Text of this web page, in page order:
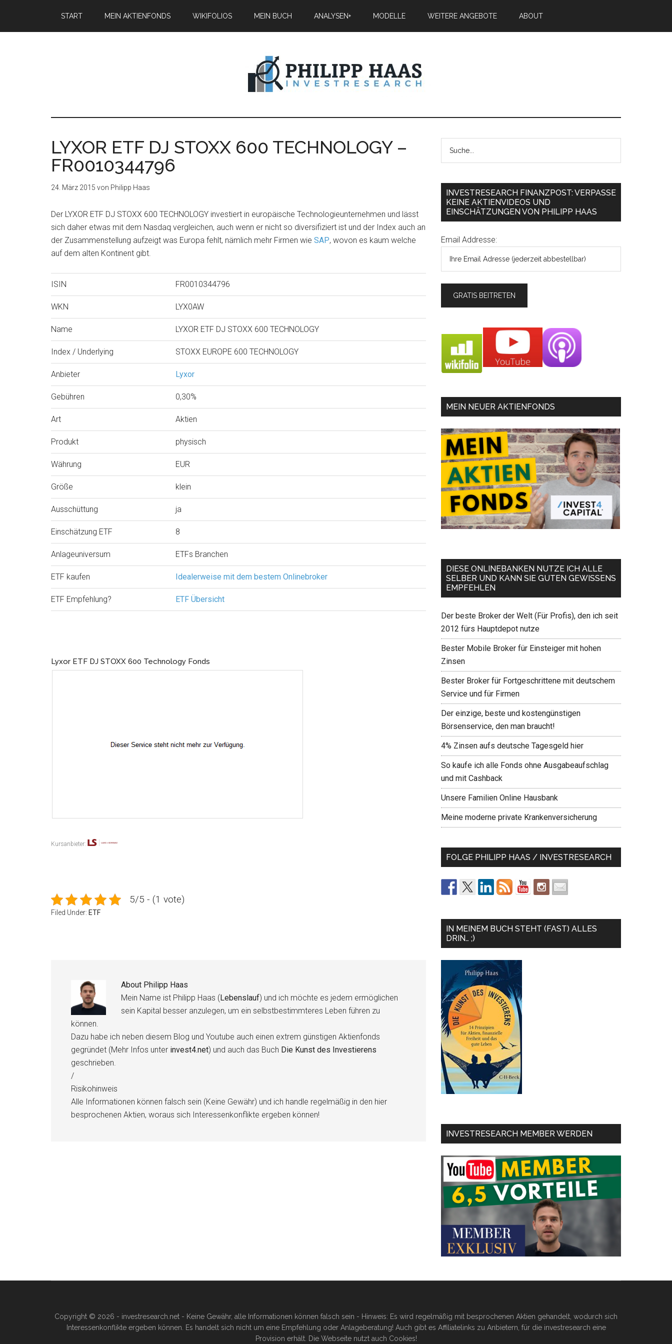
START MEIN AKTIENFONDS WIKIFOLIOS MEIN BUCH ANALYSEN+ MODELLE WEITERE ANGEBOTE ABOUT
LYXOR ETF DJ STOXX 600 TECHNOLOGY –
FR0010344796
24. März 2015 von Philipp Haas
Der LYXOR ETF DJ STOXX 600 TECHNOLOGY investiert in europäische Technologieunternehmen und lässt
sich daher etwas mit dem Nasdaq vergleichen, auch wenn er nicht so diversifiziert ist und der Index auch an
der Zusammenstellung aufzeigt was Europa fehlt, nämlich mehr Firmen wie SAP, wovon es kaum welche
auf dem alten Kontinent gibt.
ISIN FR0010344796
WKN LYX0AW
Name LYXOR ETF DJ STOXX 600 TECHNOLOGY
Index / Underlying STOXX EUROPE 600 TECHNOLOGY
Anbieter Lyxor
Gebühren 0,30%
Art Aktien
Produkt physisch
Währung EUR
Größe klein
Ausschüttung ja
Einschätzung ETF 8
Anlageuniversum ETFs Branchen
ETF kaufen Idealerweise mit dem bestem Onlinebroker
ETF Empfehlung? ETF Übersicht
Lyxor ETF DJ STOXX 600 Technology Fonds
Kursanbieter:
5/5 - (1 vote)
Filed Under: ETF
About Philipp Haas
Mein Name ist Philipp Haas (Lebenslauf) und ich möchte es jedem ermöglichen
sein Kapital besser anzulegen, um ein selbstbestimmteres Leben führen zu
können.
Dazu habe ich neben diesem Blog und Youtube auch einen extrem günstigen Aktienfonds
gegründet (Mehr Infos unter invest4.net) und auch das Buch Die Kunst des Investierens
geschrieben.
/
Risikohinweis
Alle Informationen können falsch sein (Keine Gewähr) und ich handle regelmäßig in den hier
besprochenen Aktien, woraus sich Interessenkonflikte ergeben können!
INVESTRESEARCH FINANZPOST: VERPASSE
KEINE AKTIENVIDEOS UND
EINSCHÄTZUNGEN VON PHILIPP HAAS
Email Addresse:
MEIN NEUER AKTIENFONDS
DIESE ONLINEBANKEN NUTZE ICH ALLE
SELBER UND KANN SIE GUTEN GEWISSENS
EMPFEHLEN
Der beste Broker der Welt (Für Profis), den ich seit
2012 fürs Hauptdepot nutze
Bester Mobile Broker für Einsteiger mit hohen
Zinsen
Bester Broker für Fortgeschrittene mit deutschem
Service und für Firmen
Der einzige, beste und kostengünstigen
Börsenservice, den man braucht!
4% Zinsen aufs deutsche Tagesgeld hier
So kaufe ich alle Fonds ohne Ausgabeaufschlag
und mit Cashback
Unsere Familien Online Hausbank
Meine moderne private Krankenversicherung
FOLGE PHILIPP HAAS / INVESTRESEARCH
IN MEINEM BUCH STEHT (FAST) ALLES
DRIN… ;)
INVESTRESEARCH MEMBER WERDEN
Copyright © 2026 - investresearch.net - Keine Gewähr, alle Informationen können falsch sein - Hinweis: Es wird regelmäßig mit besprochenen Aktien gehandelt, wodurch sich
Interessenkonflikte ergeben können. Es handelt sich nicht um eine Empfehlung oder Anlageberatung! Auch gibt es Affiliatelinks zu Anbietern, für die investresearch eine
Provision erhält. Die Webseite nutzt auch Cookies!